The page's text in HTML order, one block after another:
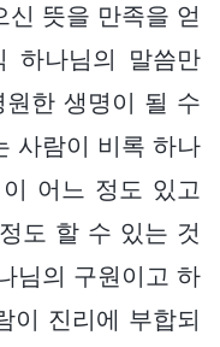
신 뜻을 만족을 얻
하나님의 말씀만
한 생명이 될 수
사람이 비록 하나
어느 정도 있고
도 할 수 있는 것
님의 구원이고 하
이 진리에 부합되